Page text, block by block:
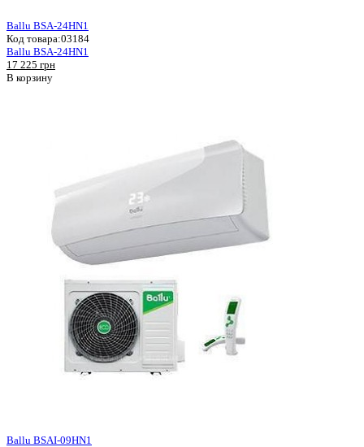
Ballu BSA-24HN1
Код товара:03184
Ballu BSA-24HN1
17 225 грн
В корзину
Ballu BSAI-09HN1